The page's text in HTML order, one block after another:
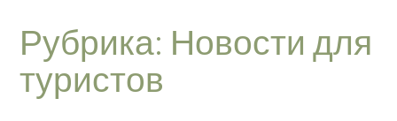
Рубрика: Новости для
туристов